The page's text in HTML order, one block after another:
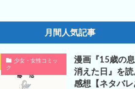
月間人気記事
少女・女性コミッ
ク
漫画『15歳の
消えた日』を
感想【ネタバレ